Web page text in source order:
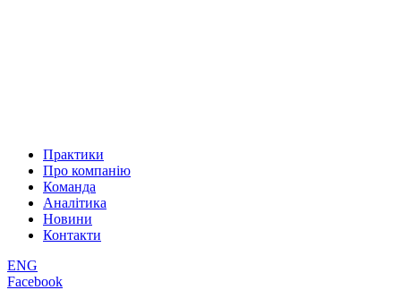
Практики
Про компанію
Команда
Аналітика
Новини
Контакти
ENG
Facebook